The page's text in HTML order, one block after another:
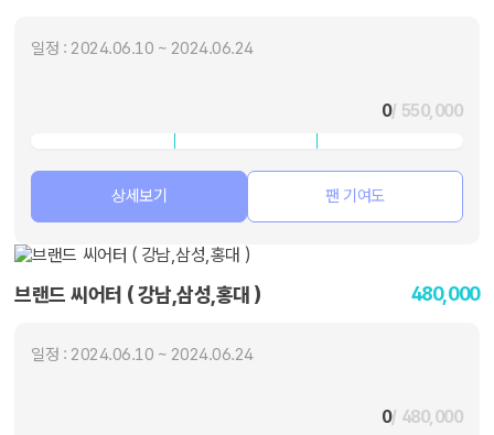
일정 : 2024.06.10 ~ 2024.06.24
0/ 550,000
상세보기 팬 기여도
브랜드 씨어터 ( 강남,삼성,홍대 ) 480,000
일정 : 2024.06.10 ~ 2024.06.24
0/ 480,000